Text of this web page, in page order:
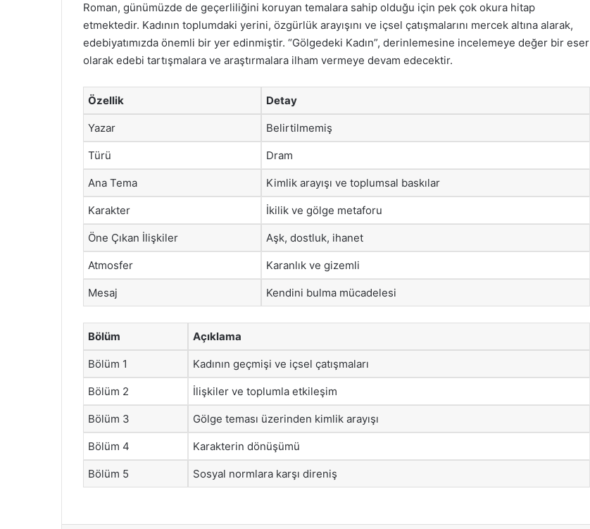
Roman, günümüzde de geçerliliğini koruyan temalara sahip olduğu için pek çok okura hitap
etmektedir. Kadının toplumdaki yerini, özgürlük arayışını ve içsel çatışmalarını mercek altına alarak,
edebiyatımızda önemli bir yer edinmiştir. “Gölgedeki Kadın”, derinlemesine incelemeye değer bir eser
olarak edebi tartışmalara ve araştırmalara ilham vermeye devam edecektir.
Özellik Detay
Yazar Belirtilmemiş
Türü Dram
Ana Tema Kimlik arayışı ve toplumsal baskılar
Karakter İkilik ve gölge metaforu
Öne Çıkan İlişkiler Aşk, dostluk, ihanet
Atmosfer Karanlık ve gizemli
Mesaj Kendini bulma mücadelesi
Bölüm Açıklama
Bölüm 1 Kadının geçmişi ve içsel çatışmaları
Bölüm 2 İlişkiler ve toplumla etkileşim
Bölüm 3 Gölge teması üzerinden kimlik arayışı
Bölüm 4 Karakterin dönüşümü
Bölüm 5 Sosyal normlara karşı direniş